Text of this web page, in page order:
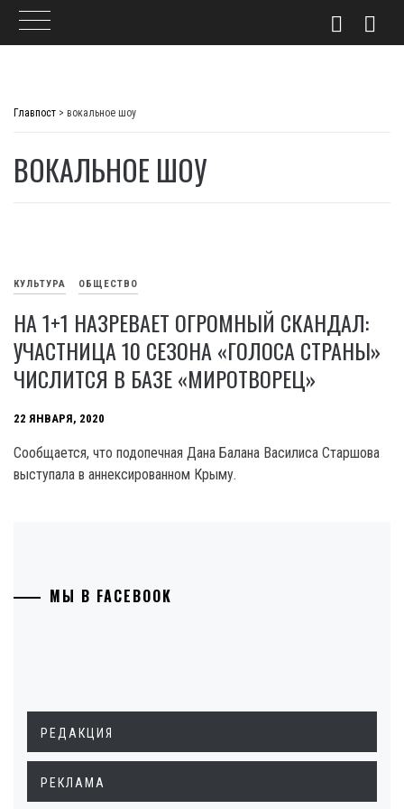
Главпост > вокальное шоу
ВОКАЛЬНОЕ ШОУ
КУЛЬТУРА ОБЩЕСТВО
НА 1+1 НАЗРЕВАЕТ ОГРОМНЫЙ СКАНДАЛ:
УЧАСТНИЦА 10 СЕЗОНА «ГОЛОСА СТРАНЫ»
ЧИСЛИТСЯ В БАЗЕ «МИРОТВОРЕЦ»
22 ЯНВАРЯ, 2020
Сообщается, что подопечная Дана Балана Василиса Старшова
выступала в аннексированном Крыму.
МЫ В FACEBOOK
РЕДАКЦИЯ
РЕКЛАМА